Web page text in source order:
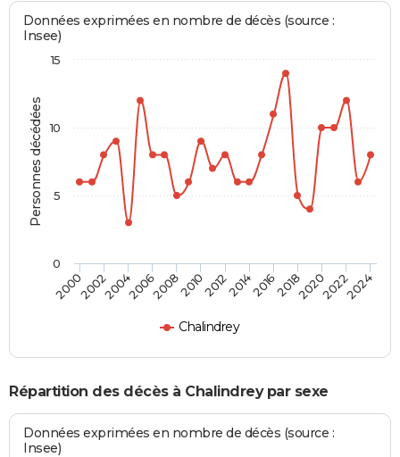
Personnes décédées
Données exprimées en nombre de décès (source :
Insee)
Chalindrey
2000200220042006200820102012201420162018202020222024
0
5
10
15
Répartition des décès à Chalindrey par sexe
Données exprimées en nombre de décès (source :
Insee)